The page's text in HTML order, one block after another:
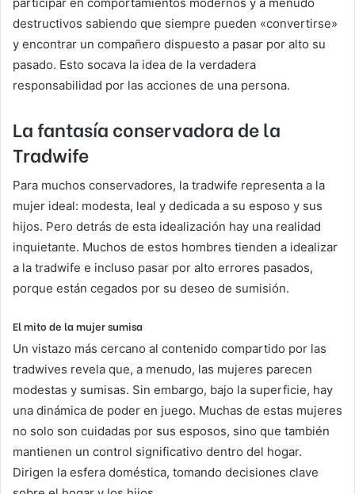
destructivos sabiendo que siempre pueden «convertirse»
y encontrar un compañero dispuesto a pasar por alto su
pasado. Esto socava la idea de la verdadera
responsabilidad por las acciones de una persona.
La fantasía conservadora de la
Tradwife
Para muchos conservadores, la tradwife representa a la
mujer ideal: modesta, leal y dedicada a su esposo y sus
hijos. Pero detrás de esta idealización hay una realidad
inquietante. Muchos de estos hombres tienden a idealizar
a la tradwife e incluso pasar por alto errores pasados,
porque están cegados por su deseo de sumisión.
El mito de la mujer sumisa
Un vistazo más cercano al contenido compartido por las
tradwives revela que, a menudo, las mujeres parecen
modestas y sumisas. Sin embargo, bajo la superficie, hay
una dinámica de poder en juego. Muchas de estas mujeres
no solo son cuidadas por sus esposos, sino que también
mantienen un control significativo dentro del hogar.
Dirigen la esfera doméstica, tomando decisiones clave